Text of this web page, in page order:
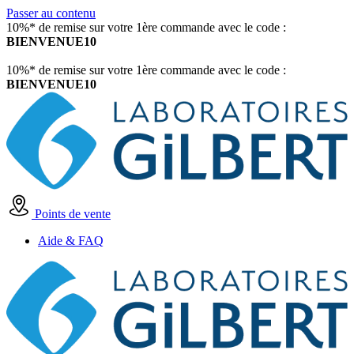
Passer au contenu
10%* de remise sur votre 1ère commande avec le code :
BIENVENUE10
10%* de remise sur votre 1ère commande avec le code :
BIENVENUE10
Points de vente
Aide & FAQ